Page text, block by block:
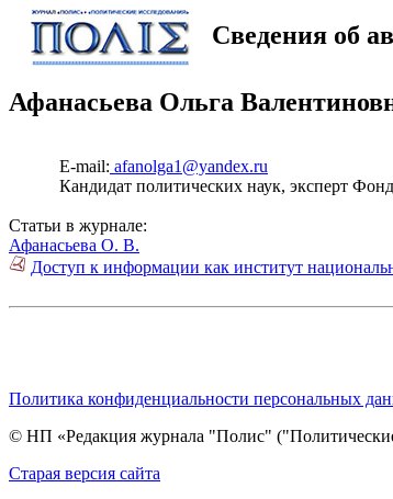
Сведения об
Афанасьева Ольга
E-mail: afanolga1@yandex.ru
Кандидат политических наук, эксперт
Статьи в журнале:
Афанасьева О. В.
Доступ к информации как институт
Политика конфиденциальности персональных
© НП «Редакция журнала "Полис"
Cтарая версия сайта